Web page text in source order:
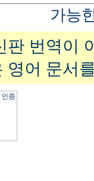
가능
판 번역이
영어 문서
증